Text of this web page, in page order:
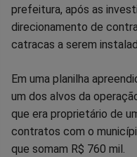
prefeitura, após as
direcionamento de
catracas a serem
Em uma planilha
um dos alvos da
que era proprietário de
contratos com o
que somam R$ 760 mil.